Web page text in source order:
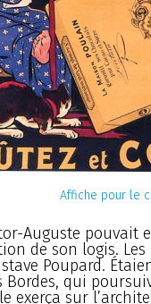
Affiche pour le
Auguste
de son logis.
Poupard.
Bordes, qui
exerça sur